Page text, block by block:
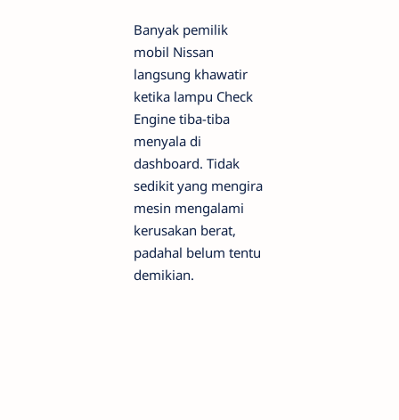
Banyak pemilik
mobil Nissan
langsung khawatir
ketika lampu Check
Engine tiba-tiba
menyala di
dashboard. Tidak
sedikit yang mengira
mesin mengalami
kerusakan berat,
padahal belum tentu
demikian.